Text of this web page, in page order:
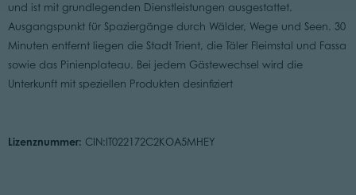
und ist mit grundlegenden Dienstleistungen ausgestattet.
Ausgangspunkt für Spaziergänge durch Wälder, Wege und Seen. 30
Minuten entfernt liegen die Stadt Trient, die Täler Fleimstal und Fassa
sowie das Pinienplateau. Bei jedem Gästewechsel wird die
Unterkunft mit speziellen Produkten desinfiziert
Lizenznummer: CIN:IT022172C2KOA5MHEY